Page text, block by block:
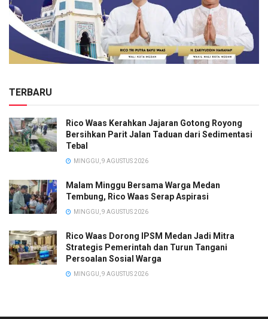
TERBARU
Rico Waas Kerahkan Jajaran Gotong Royong
Bersihkan Parit Jalan Taduan dari Sedimentasi
Tebal
MINGGU, 9 AGUSTUS 2026
Malam Minggu Bersama Warga Medan
Tembung, Rico Waas Serap Aspirasi
MINGGU, 9 AGUSTUS 2026
Rico Waas Dorong IPSM Medan Jadi Mitra
Strategis Pemerintah dan Turun Tangani
Persoalan Sosial Warga
MINGGU, 9 AGUSTUS 2026